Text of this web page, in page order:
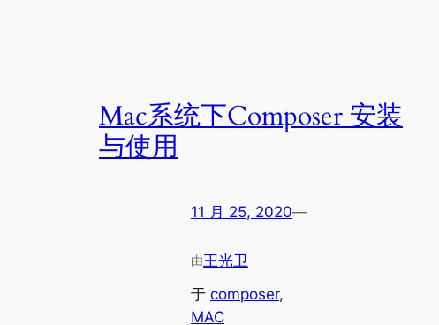
Mac系统下Composer 安装
与使用
11 月 25, 2020—
由王光卫
于 composer
MAC